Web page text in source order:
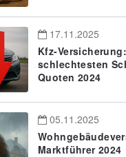
17.11.2025
Kfz-
schlechtesten
Quoten 2024
05.11.2025
Marktführer 2024